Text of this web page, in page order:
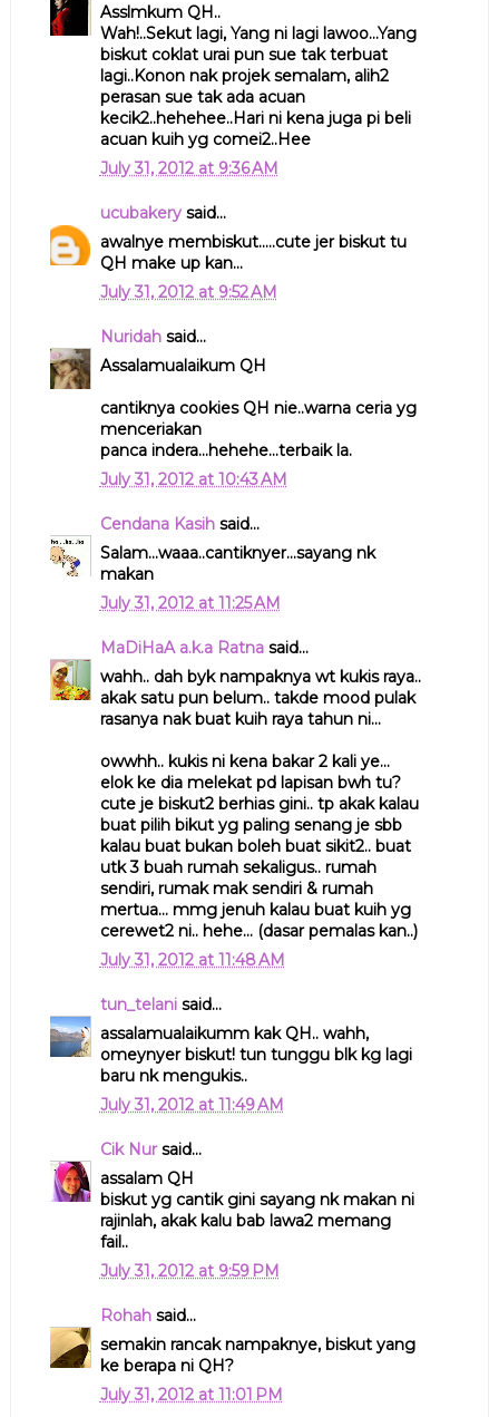
Asslmkum QH..
Wah!..Sekut lagi, Yang ni lagi lawoo...Yang
biskut coklat urai pun sue tak terbuat
lagi..Konon nak projek semalam, alih2
perasan sue tak ada acuan
kecik2..hehehee..Hari ni kena juga pi beli
acuan kuih yg comei2..Hee
July 31, 2012 at 9:36 AM
ucubakerysaid...
awalnye membiskut.....cute jer biskut tu
QH make up kan...
July 31, 2012 at 9:52 AM
Nuridahsaid...
Assalamualaikum QH
cantiknya cookies QH nie..warna ceria yg
menceriakan
panca indera...hehehe...terbaik la.
July 31, 2012 at 10:43 AM
Cendana Kasihsaid...
Salam...waaa..cantiknyer...sayang nk
makan
July 31, 2012 at 11:25 AM
MaDiHaA a.k.a Ratnasaid...
wahh.. dah byk nampaknya wt kukis raya..
akak satu pun belum.. takde mood pulak
rasanya nak buat kuih raya tahun ni...
owwhh.. kukis ni kena bakar 2 kali ye...
elok ke dia melekat pd lapisan bwh tu?
cute je biskut2 berhias gini.. tp akak kalau
buat pilih bikut yg paling senang je sbb
kalau buat bukan boleh buat sikit2.. buat
utk 3 buah rumah sekaligus.. rumah
sendiri, rumak mak sendiri & rumah
mertua... mmg jenuh kalau buat kuih yg
cerewet2 ni.. hehe... (dasar pemalas kan..)
July 31, 2012 at 11:48 AM
tun_telanisaid...
assalamualaikumm kak QH.. wahh,
omeynyer biskut! tun tunggu blk kg lagi
baru nk mengukis..
July 31, 2012 at 11:49 AM
Cik Nursaid...
assalam QH
biskut yg cantik gini sayang nk makan ni
rajinlah, akak kalu bab lawa2 memang
fail..
July 31, 2012 at 9:59 PM
Rohahsaid...
semakin rancak nampaknye, biskut yang
ke berapa ni QH?
July 31, 2012 at 11:01 PM